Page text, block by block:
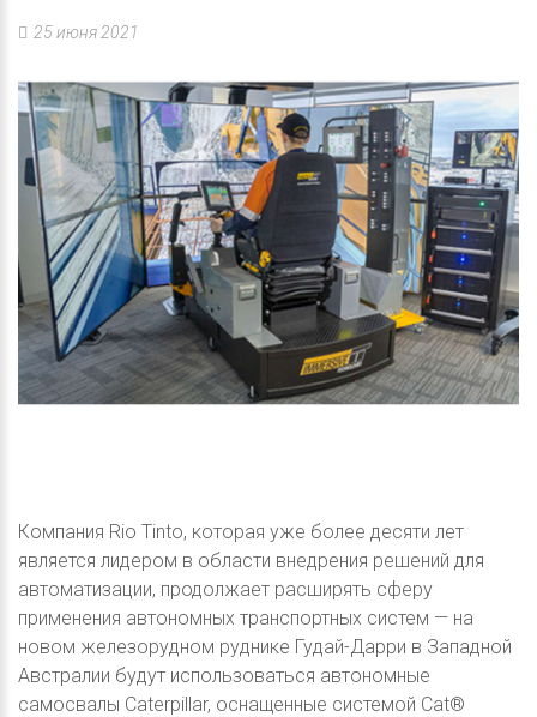
25 июня 2021
Компания Rio Tinto, которая уже более десяти лет
является лидером в области внедрения решений для
автоматизации, продолжает расширять сферу
применения автономных транспортных систем — на
новом железорудном руднике Гудай-Дарри в Западной
Австралии будут использоваться автономные
самосвалы Caterpillar, оснащенные системой Cat®